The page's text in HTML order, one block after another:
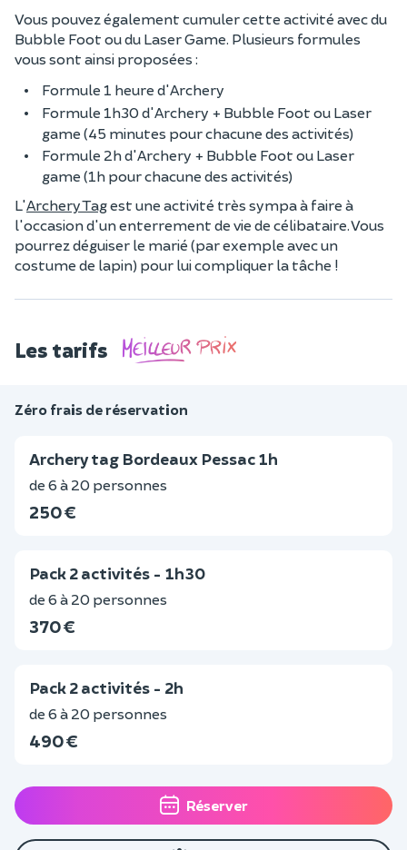
Vous pouvez également cumuler cette activité avec du
Bubble Foot ou du Laser Game. Plusieurs formules
vous sont ainsi proposées :
Formule 1 heure d'Archery
Formule 1h30 d'Archery + Bubble Foot ou Laser
game (45 minutes pour chacune des activités)
Formule 2h d'Archery + Bubble Foot ou Laser
game (1h pour chacune des activités)
L'Archery Tagest une activité très sympa à faire à
l'occasion d'un enterrement de vie de célibataire. Vous
pourrez déguiser le marié (par exemple avec un
costume de lapin) pour lui compliquer la tâche !
Les tarifs
Zéro frais de réservation
Archery tag Bordeaux Pessac 1h
de 6 à 20 personnes
250 €
Pack 2 activités - 1h30
de 6 à 20 personnes
370 €
Pack 2 activités - 2h
de 6 à 20 personnes
490 €
Réserver